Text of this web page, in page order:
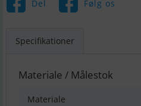
Del Følg os
Specifikationer
Materiale / Målestok
Materiale